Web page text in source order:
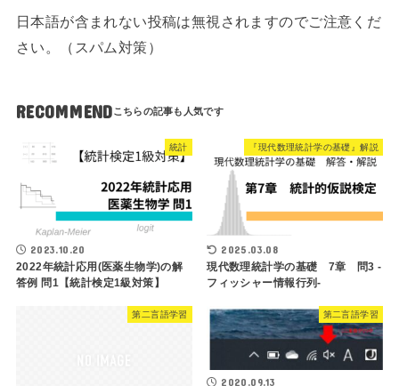
日本語が含まれない投稿は無視されますのでご注意くだ
さい。（スパム対策）
RECOMMEND
統計
2023.10.20
2022年統計応用(医薬生物学)の解
答例 問1【統計検定1級対策】
『現代数理統計学の基礎』解説
2025.03.08
現代数理統計学の基礎 7章 問3 -
フィッシャー情報行列-
第二言語学習 第二言語学習
2020.09.13